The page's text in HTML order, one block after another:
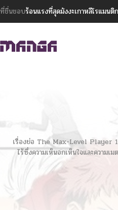
ที่ชื่นชอบร้อนแรงที่สุดมังงะเกาหลีโรแมนติก
เรื่องย่อ The Max-Level Player
ไร้ซึ่งความเห็นอกเห็นใจและความเ